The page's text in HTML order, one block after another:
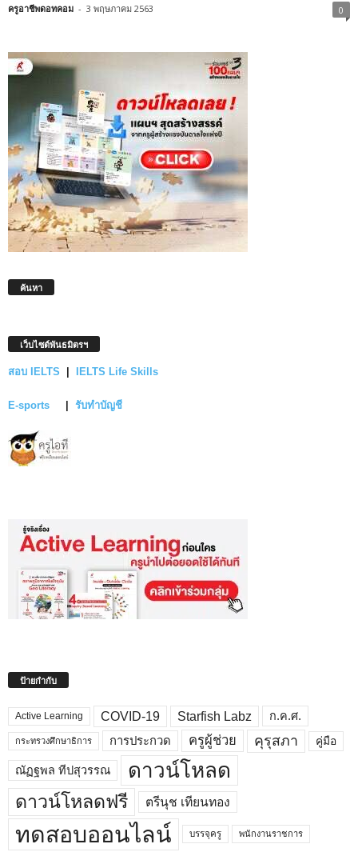
ครูอาชีพดอทคอม - 3 พฤษภาคม 2563 0
ค้นหา
เว็บไซต์พันธมิตรฯ
สอบ IELTS IELTS Life Skills
E-sports รับทำบัญชี
ป้ายกำกับ
Active Learning COVID-19 Starfish Labz ก.ค.ศ.
กระทรวงศึกษาธิการ การประกวด ครูผู้ช่วย คุรุสภา คู่มือ
ณัฏฐพล ทีปสุวรรณ ดาวน์โหลด
ดาวน์โหลดฟรี ตรีนุช เทียนทอง
ทดสอบออนไลน์ บรรจุครู พนักงานราชการ